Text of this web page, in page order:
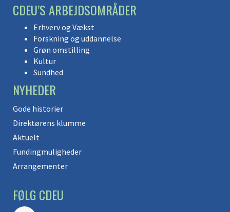
CDEU’S ARBEJDSOMRÅDER
Erhverv og Vækst
Forskning og uddannelse
Grøn omstilling
Kultur
Sundhed
NYHEDER
Gode historier
Direktørens klumme
Aktuelt
Fundingmuligheder
Arrangementer
FØLG CDEU